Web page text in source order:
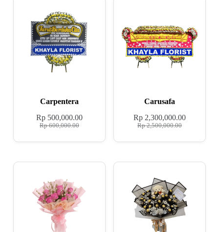
Carpentera
Rp600,000.00
Rp500,000.00
Carusafa
Rp2,500,000.00
Rp 2,300,000.00